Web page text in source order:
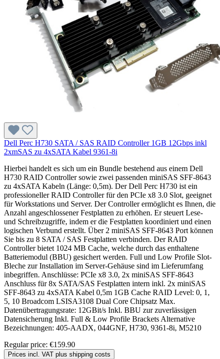
Dell Perc H730 SATA / SAS RAID Controller 1GB 12Gbps inkl
2xmSAS zu 4xSATA Kabel 9361-8i
Hierbei handelt es sich um ein Bundle bestehend aus einem Dell
H730 RAID Controller sowie zwei passenden miniSAS SFF-8643
zu 4xSATA Kabeln (Länge: 0,5m). Der Dell Perc H730 ist ein
professioneller RAID Controller für den PCIe x8 3.0 Slot, geeignet
für Workstations und Server. Der Controller ermöglicht es Ihnen, die
Anzahl angeschlossener Festplatten zu erhöhen. Er steuert Lese-
und Schreibzugriffe, indem er die Festplatten koordiniert und einen
logischen Verbund erstellt. Über 2 miniSAS SFF-8643 Port können
Sie bis zu 8 SATA / SAS Festplatten verbinden. Der RAID
Controller bietet 1024 MB Cache, welche durch das enthaltene
Batteriemodul (BBU) gesichert werden. Full und Low Profile Slot-
Bleche zur Installation im Server-Gehäuse sind im Lieferumfang
inbegriffen. Anschlüsse: PCIe x8 3.0, 2x miniSAS SFF-8643
Anschluss für 8x SATA/SAS Festplatten intern inkl. 2x miniSAS
SFF-8643 zu 4xSATA Kabel 0,5m 1GB Cache RAID Level: 0, 1,
5, 10 Broadcom LSISA3108 Dual Core Chipsatz Max.
Datenübertragungsrate: 12GBit/s Inkl. BBU zur zuverlässigen
Datensicherung Inkl. Full & Low Profile Brackets Alternative
Bezeichnungen: 405-AADX, 044GNF, H730, 9361-8i, M5210
Regular price: €159.90
Prices incl. VAT plus shipping costs